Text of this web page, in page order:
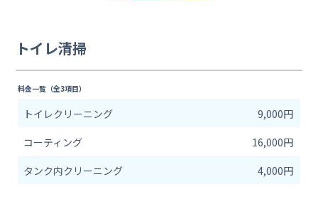
トイレ清掃
料金一覧（全3項目）
トイレクリーニング
9,000円
コーティング
16,000円
タンク内クリーニング
4,000円